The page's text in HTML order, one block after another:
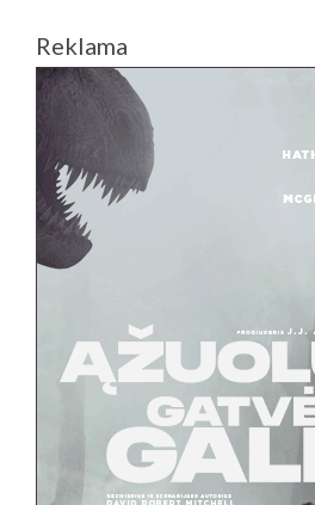
Reklama